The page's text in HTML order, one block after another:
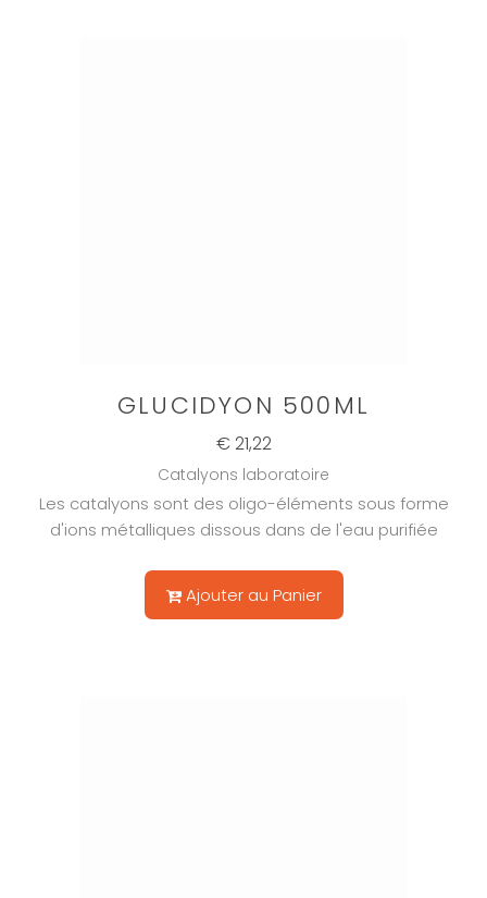
GLUCIDYON 500ML
€ 21,22
Catalyons laboratoire
Les catalyons sont des oligo-éléments sous forme
d'ions métalliques dissous dans de l'eau purifiée
Ajouter au Panier